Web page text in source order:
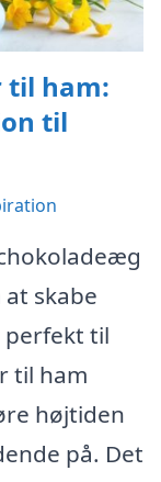
til ham:
til
skabe
perfekt til
til ham
højtiden
på. Det